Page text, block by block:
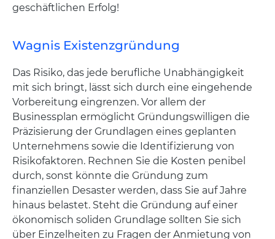
geschäftlichen Erfolg!
Wagnis Existenzgründung
Das Risiko, das jede berufliche Unabhängigkeit
mit sich bringt, lässt sich durch eine eingehende
Vorbereitung eingrenzen. Vor allem der
Businessplan ermöglicht Gründungswilligen die
Präzisierung der Grundlagen eines geplanten
Unternehmens sowie die Identifizierung von
Risikofaktoren. Rechnen Sie die Kosten penibel
durch, sonst könnte die Gründung zum
finanziellen Desaster werden, dass Sie auf Jahre
hinaus belastet. Steht die Gründung auf einer
ökonomisch soliden Grundlage sollten Sie sich
über Einzelheiten zu Fragen der Anmietung von